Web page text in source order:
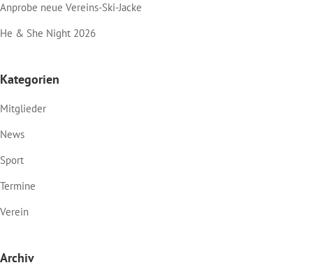
Anprobe neue Vereins-Ski-Jacke
He & She Night 2026
Kategorien
Mitglieder
News
Sport
Termine
Verein
Archiv